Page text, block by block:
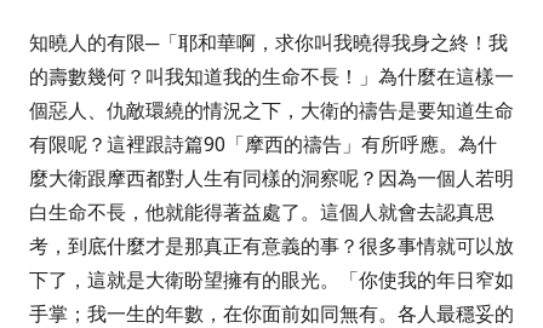
知曉人的有限─「耶和華啊，求你叫我曉得我身之終！我
的壽數幾何？叫我知道我的生命不長！」 為什麼在這樣一
個惡人、仇敵環繞的情況之下，大衛的禱告是要知道生命
有限呢？這裡跟詩篇90 「摩西的禱告」有所呼應。為什
麼大衛跟摩西都對人生有同樣的洞察呢？因為一個人若明
白生命不長，他就能得著益處了。這個人就會去認真思
考，到底什麼才是那真正有意義的事？很多事情就可以放
下了，這就是大衛盼望擁有的眼光。
「你使我的年日窄如
手掌；我一生的年數，在你面前如同無有。各人最穩妥的